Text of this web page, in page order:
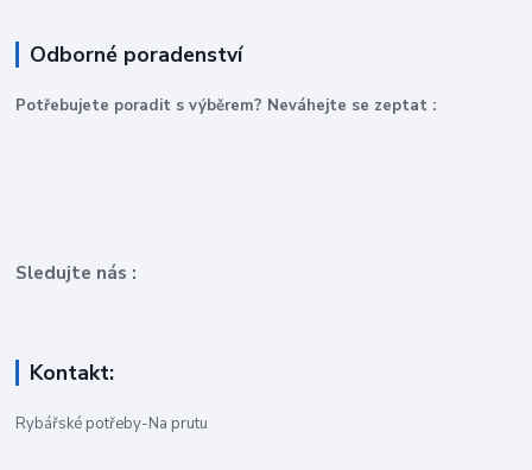
Odborné poradenství
Potřebujete poradit s výběrem? Neváhejte se zeptat :
Sledujte nás :
Kontakt:
Rybářské potřeby-Na prutu